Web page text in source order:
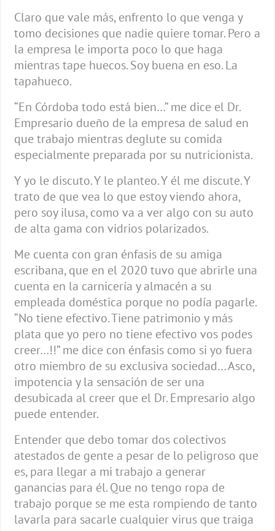
Claro que vale más, enfrento lo que venga y
tomo decisiones que nadie quiere tomar. Pero a
la empresa le importa poco lo que haga
mientras tape huecos. Soy buena en eso. La
tapahueco.
“En Córdoba todo está bien…” me dice el Dr.
Empresario dueño de la empresa de salud en
que trabajo mientras deglute su comida
especialmente preparada por su nutricionista.
Y yo le discuto. Y le planteo. Y él me discute. Y
trato de que vea lo que estoy viendo ahora,
pero soy ilusa, como va a ver algo con su auto
de alta gama con vidrios polarizados.
Me cuenta con gran énfasis de su amiga
escribana, que en el 2020 tuvo que abrirle una
cuenta en la carnicería y almacén a su
empleada doméstica porque no podía pagarle.
“No tiene efectivo. Tiene patrimonio y más
plata que yo pero no tiene efectivo vos podes
creer…!!” me dice con énfasis como si yo fuera
otro miembro de su exclusiva sociedad… Asco,
impotencia y la sensación de ser una
desubicada al creer que el Dr. Empresario algo
puede entender.
Entender que debo tomar dos colectivos
atestados de gente a pesar de lo peligroso que
es, para llegar a mi trabajo a generar
ganancias para él. Que no tengo ropa de
trabajo porque se me esta rompiendo de tanto
lavarla para sacarle cualquier virus que traiga